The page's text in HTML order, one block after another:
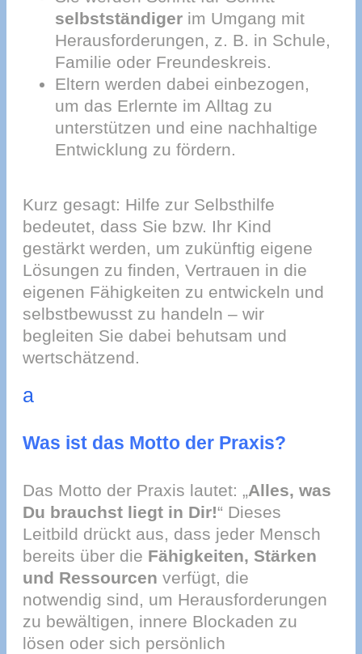
selbstständiger im Umgang mit
Herausforderungen, z. B. in Schule,
Familie oder Freundeskreis.
Eltern werden dabei einbezogen,
um das Erlernte im Alltag zu
unterstützen und eine nachhaltige
Entwicklung zu fördern.
Kurz gesagt: Hilfe zur Selbsthilfe
bedeutet, dass Sie bzw. Ihr Kind
gestärkt werden, um zukünftig eigene
Lösungen zu finden, Vertrauen in die
eigenen Fähigkeiten zu entwickeln und
selbstbewusst zu handeln – wir
begleiten Sie dabei behutsam und
wertschätzend.
a
Was ist das Motto der Praxis?
Das Motto der Praxis lautet: „ Alles, was
Du brauchst liegt in Dir!“ Dieses
Leitbild drückt aus, dass jeder Mensch
bereits über die Fähigkeiten, Stärken
und Ressourcen verfügt, die
notwendig sind, um Herausforderungen
zu bewältigen, innere Blockaden zu
lösen oder sich persönlich